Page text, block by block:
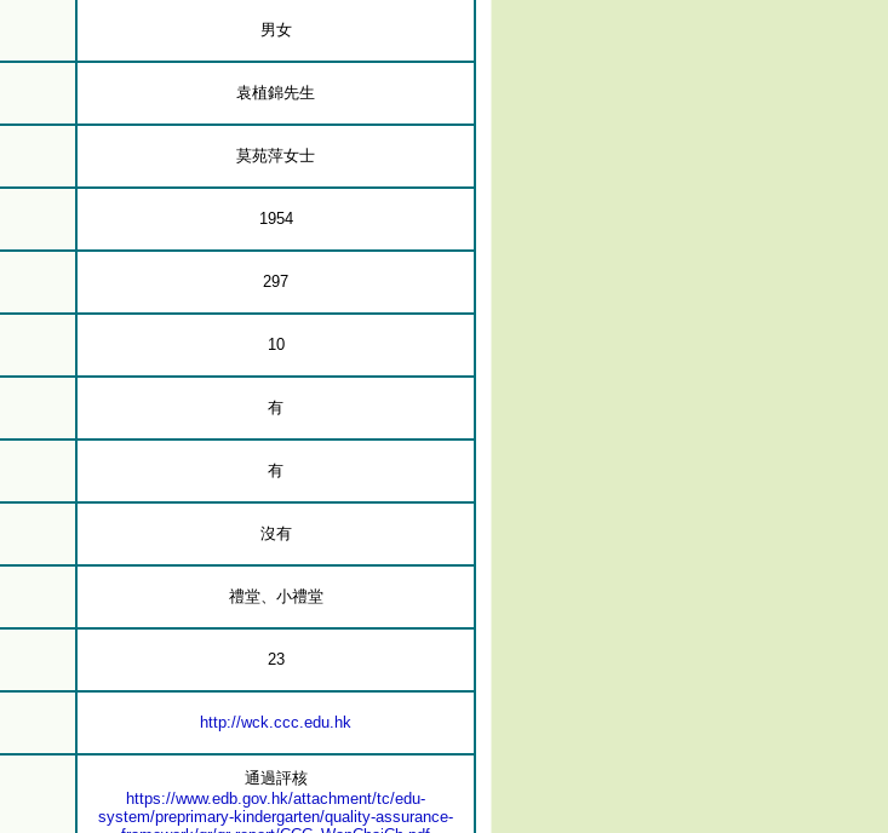
男女
袁植錦先生
莫苑萍女士
1954
297
10
有
有
沒有
禮堂、小禮堂
23
http://wck.ccc.edu.hk
通過評核
https://www.edb.gov.hk/attachment/tc/edu-
system/preprimary-kindergarten/quality-assurance-